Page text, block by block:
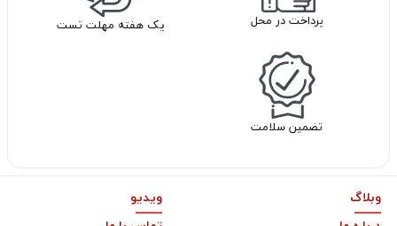
پرداخت در محل یک هفته مهلت تست
تضمین سلامت
وبلاگ
ویدیو